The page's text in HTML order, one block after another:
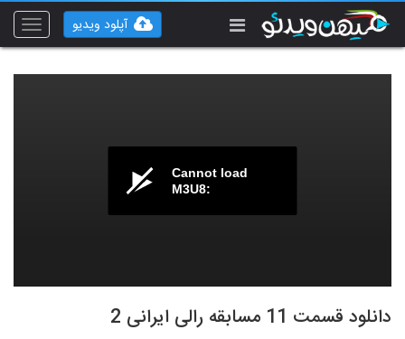
Toggle
آپلود ویدیو
Cannot load
M3U8:
دانلود قسمت 11 مسابقه رالی ایرانی 2